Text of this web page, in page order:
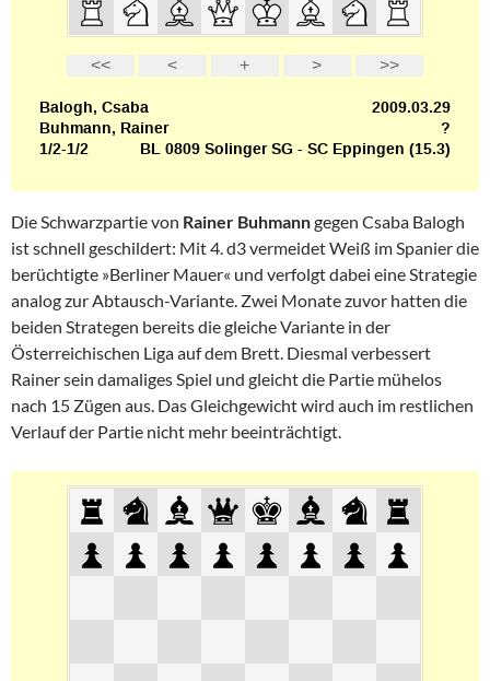
Die Schwarzpartie von Rainer Buhmanngegen Csaba Balogh
ist schnell geschildert: Mit 4. d3 vermeidet Weiß im Spanier die
berüchtigte »Berliner Mauer« und verfolgt dabei eine Strategie
analog zur Abtausch-Variante. Zwei Monate zuvor hatten die
beiden Strategen bereits die gleiche Variante in der
Österreichischen Liga auf dem Brett. Diesmal verbessert
Rainer sein damaliges Spiel und gleicht die Partie mühelos
nach 15 Zügen aus. Das Gleichgewicht wird auch im restlichen
Verlauf der Partie nicht mehr beeinträchtigt.